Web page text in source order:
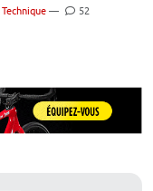
Technique — 52